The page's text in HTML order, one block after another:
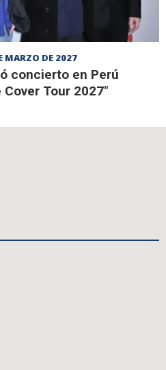
MARZO DE 2027
concierto en Perú
Tour 2027"